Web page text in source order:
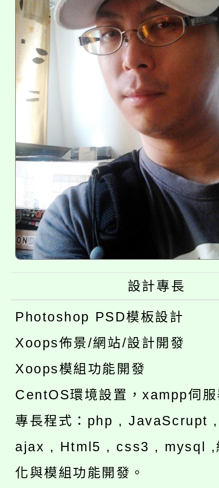
設計專長
Photoshop PSD模板設計
Xoops佈景/網站/設計開發
Xoops模組功能開發
CentOS環境設置，xampp伺
專長程式：php , JavaScrupt
ajax , Html5 , css3 , mysql ,
化與模組功能開發。